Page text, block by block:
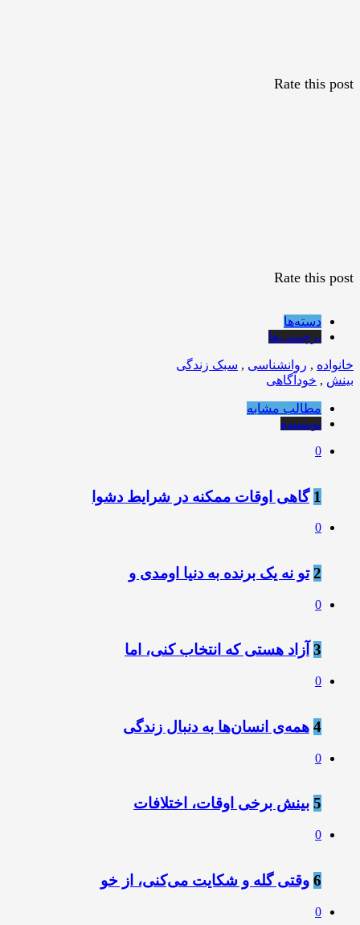
Rate this post
Rate this post
دسته‌ها
برچسب‌ها
خانواده , روانشناسی , سبک زندگی
بینش , خودآگاهی
مطالب مشابه
نویسنده
0
1 گاهی اوقات ممکنه در شرایط دشوا
0
2 تو نه یک برنده به دنیا اومدی و
0
3 آزاد هستی که انتخاب کنی، اما
0
4 همه‌ی انسان‌ها به دنبال زندگی
0
5 بینش برخی اوقات، اختلافات
0
6 وقتی گله و شکایت می‌کنی، از خو
0